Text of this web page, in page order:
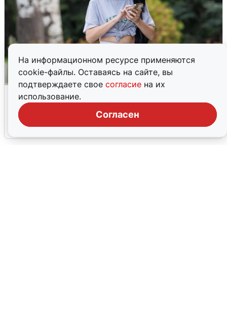
На информационном ресурсе применяются
cookie-файлы. Оставаясь на сайте, вы
подтверждаете свое согласие на их
использование.
Согласен
Волгоградцы остались без
мобильного интернета
6 августа 0